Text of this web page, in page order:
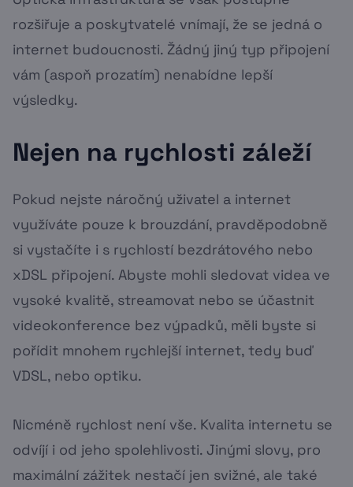
rozšiřuje a poskytvatelé vnímají, že se jedná o
internet budoucnosti. Žádný jiný typ připojení
vám (aspoň prozatím) nenabídne lepší
výsledky.
Nejen na rychlosti záleží
Pokud nejste náročný uživatel a internet
využíváte pouze k brouzdání, pravděpodobně
si vystačíte i s rychlostí bezdrátového nebo
xDSL připojení. Abyste mohli sledovat videa ve
vysoké kvalitě, streamovat nebo se účastnit
videokonference bez výpadků, měli byste si
pořídit mnohem rychlejší internet, tedy buď
VDSL, nebo optiku.
Nicméně rychlost není vše. Kvalita internetu se
odvíjí i od jeho spolehlivosti. Jinými slovy, pro
maximální zážitek nestačí jen svižné, ale také